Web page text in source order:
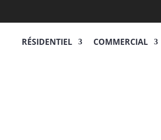
RÉSIDENTIEL COMMERCIAL